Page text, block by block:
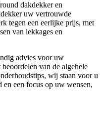
dakdekker en
uw vertrouwde
tegen een eerlijke prijs, met
van lekkages en
advies voor uw
van de algehele
wij staan voor u
een focus op uw wensen,